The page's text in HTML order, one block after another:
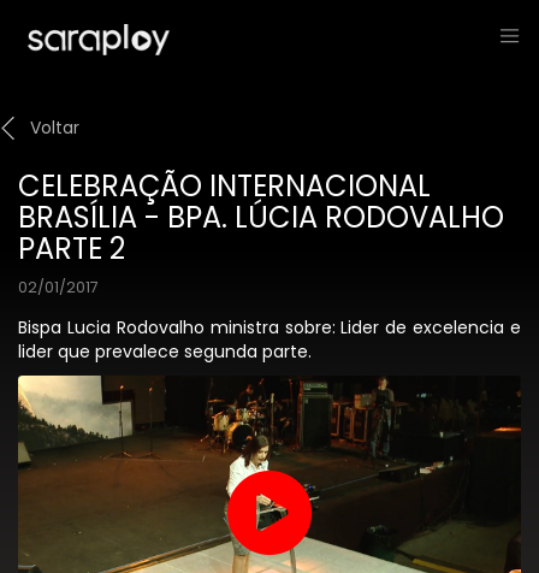
Voltar
CELEBRAÇÃO INTERNACIONAL
BRASÍLIA - BPA. LÚCIA RODOVALHO
PARTE 2
02/01/2017
Bispa Lucia Rodovalho ministra sobre: Lider de excelencia e
lider que prevalece segunda parte.